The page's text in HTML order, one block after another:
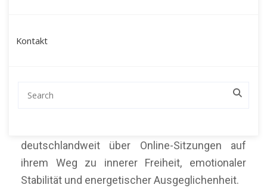
Kontakt
Gesprächstherapien hinausreicht? Mein Name
deutschlandweit über Online-Sitzungen auf
ihrem Weg zu innerer Freiheit, emotionaler
Stabilität und energetischer Ausgeglichenheit.